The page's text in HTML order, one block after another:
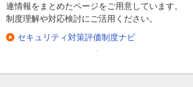
連情報をまとめたページをご用意しています。
制度理解や対応検討にご活用ください。
セキュリティ対策評価制度ナビ